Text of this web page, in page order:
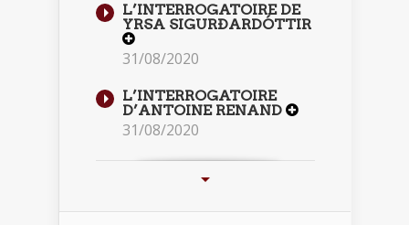
L’INTERROGATOIRE DE
YRSA SIGURÐARDÓTTIR
31/08/2020
L’INTERROGATOIRE
D’ANTOINE RENAND
31/08/2020